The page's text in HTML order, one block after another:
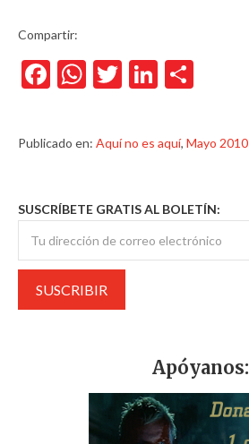
Compartir:
Facebook
WhatsApp
TwitterLinkedIn
Publicado en: Aquí no es aquí, Mayo 2010
SUSCRÍBETE GRATIS AL BOLETÍN:
Apóyanos: